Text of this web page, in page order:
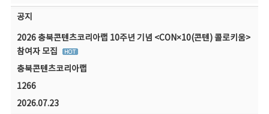
공지
2026 충북콘텐츠코리아랩 10주년 기념 <CON×10(콘텐) 콜로키움>
참여자 모집
충북콘텐츠코리아랩
1266
2026.07.23